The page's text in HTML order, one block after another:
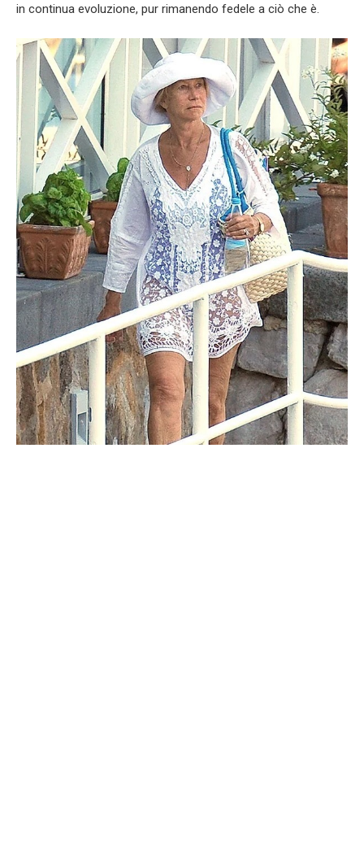
in continua evoluzione, pur rimanendo fedele a ciò che è.